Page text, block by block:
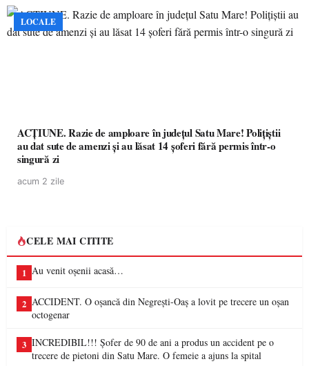
LOCALE
ACȚIUNE. Razie de amploare în județul Satu Mare! Polițiștii
au dat sute de amenzi și au lăsat 14 șoferi fără permis într-o
singură zi
acum 2 zile
CELE MAI CITITE
1 Au venit oșenii acasă…
2 ACCIDENT. O oșancă din Negrești-Oaș a lovit pe trecere un oșan
octogenar
3 INCREDIBIL!!! Șofer de 90 de ani a produs un accident pe o
trecere de pietoni din Satu Mare. O femeie a ajuns la spital